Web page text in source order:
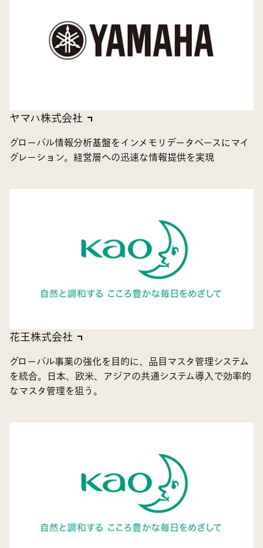
ヤマハ株式会社
グローバル情報分析基盤をインメモリデータベースにマイ
グレーション。経営層への迅速な情報提供を実現
花王株式会社
グローバル事業の強化を目的に、品目マスタ管理システム
を統合。日本、欧米、アジアの共通システム導入で効率的
なマスタ管理を狙う。